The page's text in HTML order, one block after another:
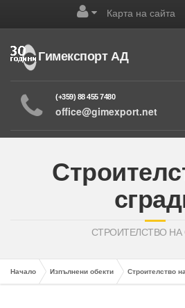
Карта на сайта
Гимекспорт АД
(+359) 88 455 7480
office@gimexport.net
СТРОИТЕЛСТВО НА
Начало Изпълнени обекти Строителство